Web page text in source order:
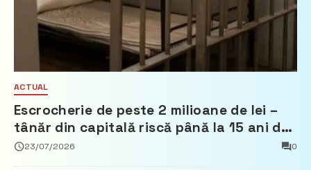
ACTUAL
Escrocherie de peste 2 milioane de lei –
tânăr din capitală riscă până la 15 ani de
închisoare
23/07/2026 0